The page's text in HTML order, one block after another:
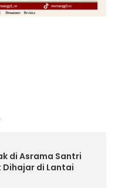
di Asrama Santri
Dihajar di Lantai